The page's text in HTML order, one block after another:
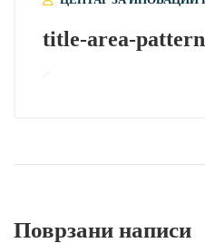
title-area-pattern
Поврзани написи